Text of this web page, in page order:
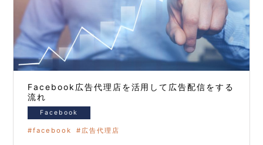
Facebook広告代理店を活用して広告配信をする
流れ
Facebook
facebook 広告代理店